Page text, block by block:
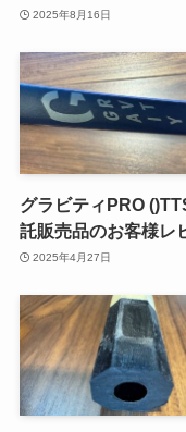
2025年8月16日
グラビティPRO
託販売品のお客様レ
2025年4月27日